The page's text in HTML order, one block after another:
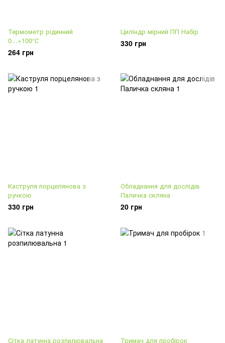
Термометр рідинний
0...+100°С
264 грн
Циліндр мірний ПП Набір
330 грн
Каструля порцелянова з
ручкою
330 грн
Обладнання для дослідів
Паличка скляна
20 грн
Сітка латунна розпилювальна Тримач для пробірок